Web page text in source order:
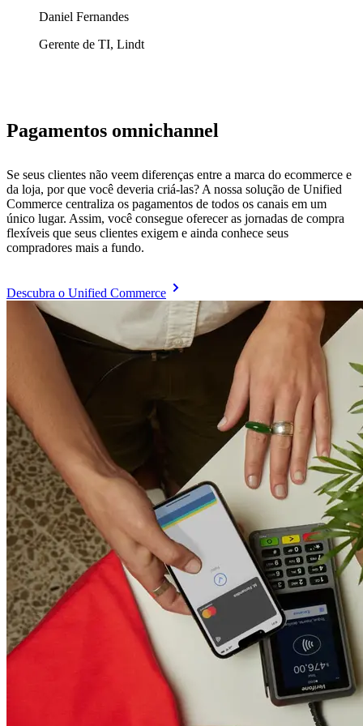
Daniel Fernandes
Gerente de TI, Lindt
Pagamentos omnichannel
Se seus clientes não veem diferenças entre a marca do ecommerce e
da loja, por que você deveria criá-las? A nossa solução de Unified
Commerce centraliza os pagamentos de todos os canais em um
único lugar. Assim, você consegue oferecer as jornadas de compra
flexíveis que seus clientes exigem e ainda conhece seus
compradores mais a fundo.
Descubra o Unified Commerce